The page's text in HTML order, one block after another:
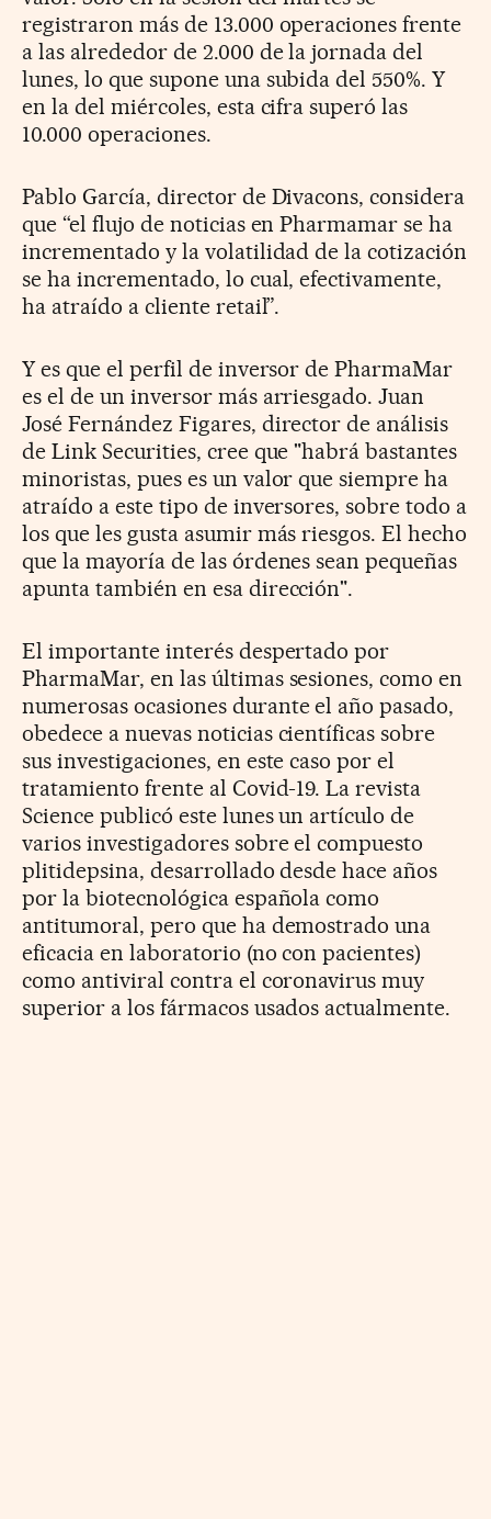
registraron más de 13.000 operaciones frente
a las alrededor de 2.000 de la jornada del
lunes, lo que supone una subida del 550%. Y
en la del miércoles, esta cifra superó las
10.000 operaciones.
Pablo García, director de Divacons, considera
que “el flujo de noticias en Pharmamar se ha
incrementado y la volatilidad de la cotización
se ha incrementado, lo cual, efectivamente,
ha atraído a cliente retail”.
Y es que el perfil de inversor de PharmaMar
es el de un inversor más arriesgado. Juan
José Fernández Figares, director de análisis
de Link Securities, cree que "habrá bastantes
minoristas, pues es un valor que siempre ha
atraído a este tipo de inversores, sobre todo a
los que les gusta asumir más riesgos. El hecho
que la mayoría de las órdenes sean pequeñas
apunta también en esa dirección".
El importante interés despertado por
PharmaMar, en las últimas sesiones, como en
numerosas ocasiones durante el año pasado,
obedece a nuevas noticias científicas sobre
sus investigaciones, en este caso por el
tratamiento frente al Covid-19. La revista
Science publicó este lunes un artículo de
varios investigadores sobre el compuesto
plitidepsina, desarrollado desde hace años
por la biotecnológica española como
antitumoral, pero que ha demostrado una
eficacia en laboratorio (no con pacientes)
como antiviral contra el coronavirus muy
superior a los fármacos usados actualmente.